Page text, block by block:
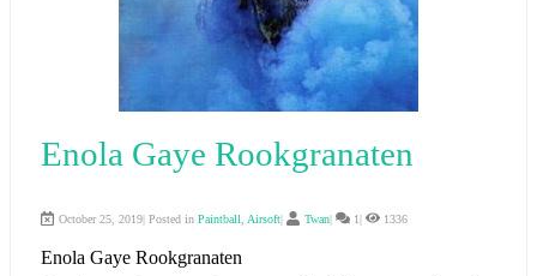
Enola Gaye Rookgranaten
October 25, 2019| Posted in Paintball Airsoft| Twan| 1| 1336
Enola Gaye Rookgranaten